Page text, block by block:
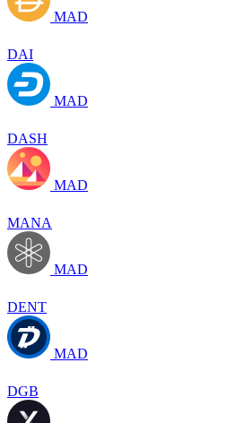
MAD
DAI
MAD
DASH
MAD
MANA
MAD
DENT
MAD
DGB